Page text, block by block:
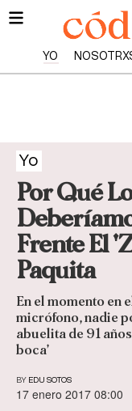
YO
Yo
Por Qué
Frente El
Paquita
En el momento en
micrófono, nadie
abuelita de 91
boca’
BY EDU SOTOS
17 enero 2017 08:00